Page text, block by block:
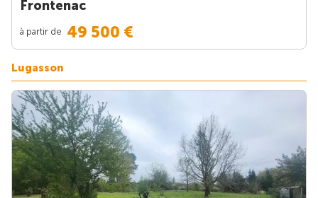
Frontenac
à partir de 49 500 €
Lugasson